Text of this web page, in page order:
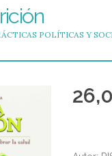
POLÍTICAS Y